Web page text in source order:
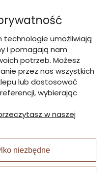
technologie umożliwiają
i pomagają nam
potrzeb. Możesz
przez nas wszystkich
lub dostosować
wybierając
w naszej
niezbędne